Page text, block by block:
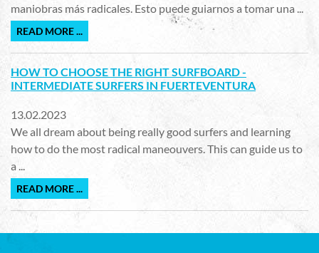
maniobras más radicales. Esto puede guiarnos a tomar una ...
READ MORE ...
HOW TO CHOOSE THE RIGHT SURFBOARD -
INTERMEDIATE SURFERS IN FUERTEVENTURA
13.02.2023
We all dream about being really good surfers and learning
how to do the most radical maneouvers. This can guide us to
a ...
READ MORE ...